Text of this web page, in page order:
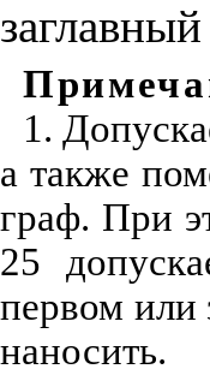
1.
а также
граф. При
25
первом или
наносить.